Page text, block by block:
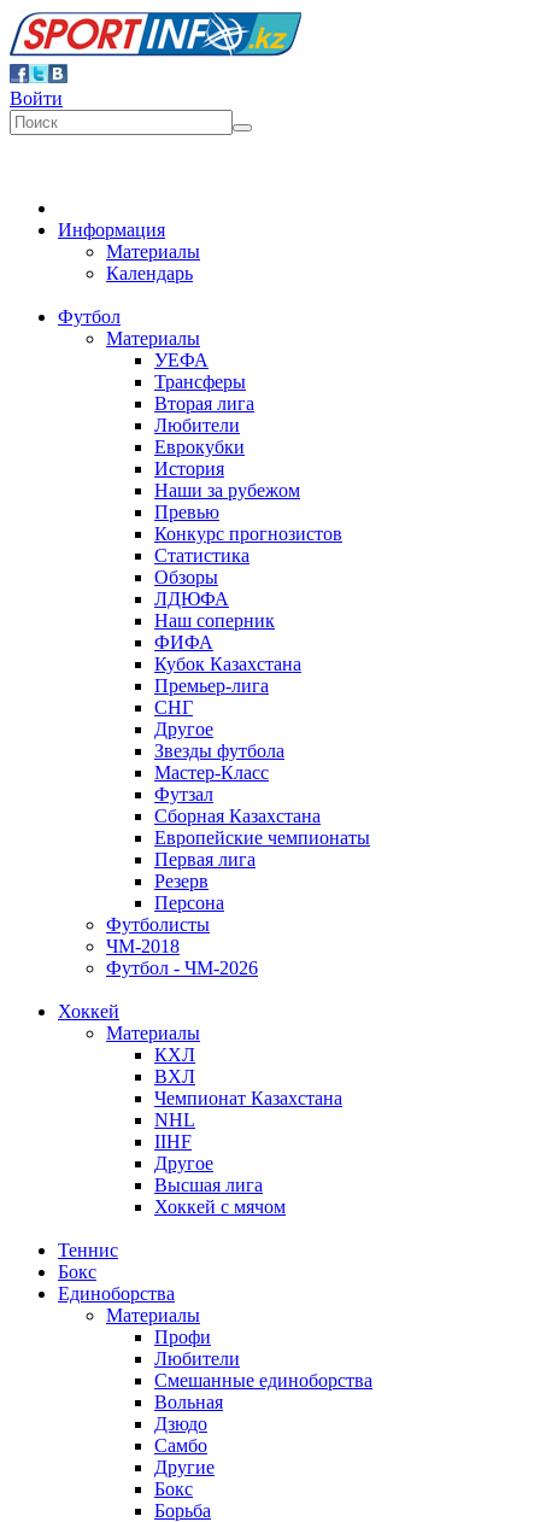
Войти
Информация
Материалы
Календарь
Футбол
Материалы
УЕФА
Трансферы
Вторая лига
Любители
Еврокубки
История
Наши за рубежом
Превью
Конкурс прогнозистов
Статистика
Обзоры
ЛДЮФА
Наш соперник
ФИФА
Кубок Казахстана
Премьер-лига
СНГ
Другое
Звезды футбола
Мастер-Класс
Футзал
Сборная Казахстана
Европейские чемпионаты
Первая лига
Резерв
Персона
Футболисты
ЧМ-2018
Футбол - ЧМ-2026
Хоккей
Материалы
КХЛ
ВХЛ
Чемпионат Казахстана
NHL
IIHF
Другое
Высшая лига
Хоккей с мячом
Теннис
Бокс
Единоборства
Материалы
Профи
Любители
Смешанные единоборства
Вольная
Дзюдо
Самбо
Другие
Бокс
Борьба